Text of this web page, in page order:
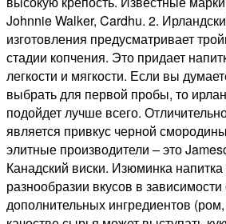
Johnnie Walker, Cardhu. 2.
изготовления предусматривает
стадии копчения. Это придает
легкости и мягкости. Если вы
выбрать для первой пробы, то
подойдет лучше всего.
является привкус черной
элитные производители – это
Канадский виски. Изюминка напитка
разнообразии вкусов в
дополнительных ингредиентов